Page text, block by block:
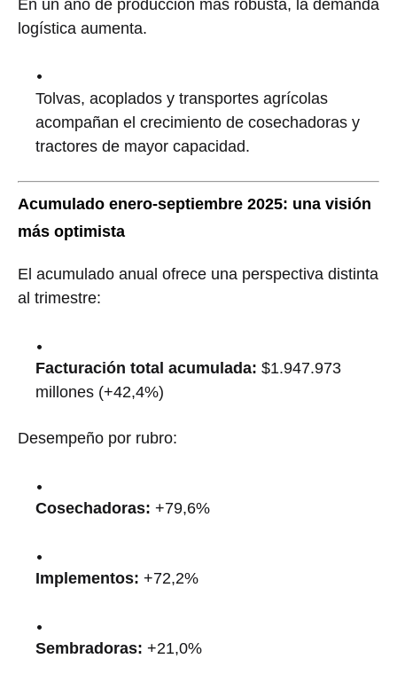
En un año de producción más robusta, la demanda
logística aumenta.
Tolvas, acoplados y transportes agrícolas
acompañan el crecimiento de cosechadoras y
tractores de mayor capacidad.
Acumulado enero-septiembre 2025: una visión
más optimista
El acumulado anual ofrece una perspectiva distinta
al trimestre:
Facturación total acumulada: $1.947.973
millones (+42,4%)
Desempeño por rubro:
Cosechadoras: +79,6%
Implementos: +72,2%
Sembradoras: +21,0%